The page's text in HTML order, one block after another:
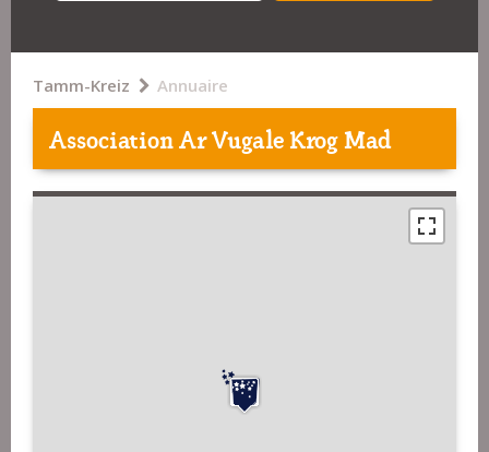
Tamm-Kreiz Annuaire
Association Ar Vugale Krog Mad